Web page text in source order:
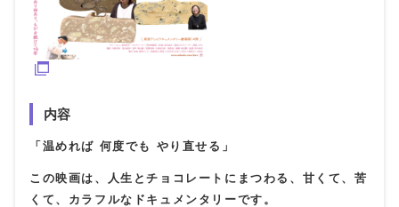
内容
「温めれば 何度でも やり直せる」
この映画は、人生とチョコレートにまつわる、甘くて、苦
くて、カラフルなドキュメンタリーです。